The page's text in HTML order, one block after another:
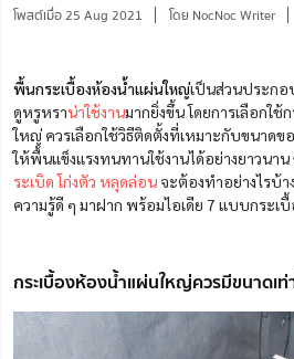
โพสต์เมื่อ 25 Aug 2021 โดย NocNoc Writer
พื้นกระเบื้องห้องน้ำแผ่นใหญ่เป็นส่วนประก
ดูหรูหราน่าใช้งานมากยิ่งขึ้น โดยการเลือกใ
ใหญ่ ควรเลือกใช้วิธีติดตั้งที่เหมาะกับขนาดข
ให้พื้นแข็งแรงทนทานใช้งานได้อย่างยาวนา
ระเบิด โก่งตัว หลุดล่อน จะต้องทำอย่างไรบ้
ความรู้ดี ๆ มาฝาก พร้อมไอเดีย 7 แบบกระ
กระเบื้องห้องน้ำแผ่นใหญ่ควรมีขนาดเท่